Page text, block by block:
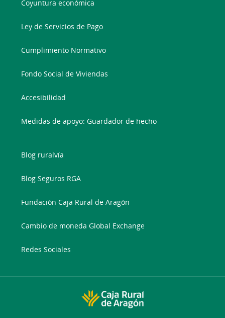
Coyuntura económica
Ley de Servicios de Pago
Cumplimiento Normativo
Fondo Social de Viviendas
Accesibilidad
Medidas de apoyo: Guardador de hecho
Blog ruralvía
Blog Seguros RGA
Fundación Caja Rural de Aragón
Cambio de moneda Global Exchange
Redes Sociales